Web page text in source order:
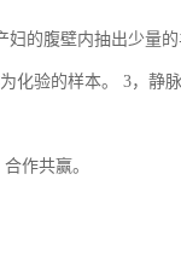
妇的腹壁内抽出少量
化验的样本。 3，静脉
作共赢。